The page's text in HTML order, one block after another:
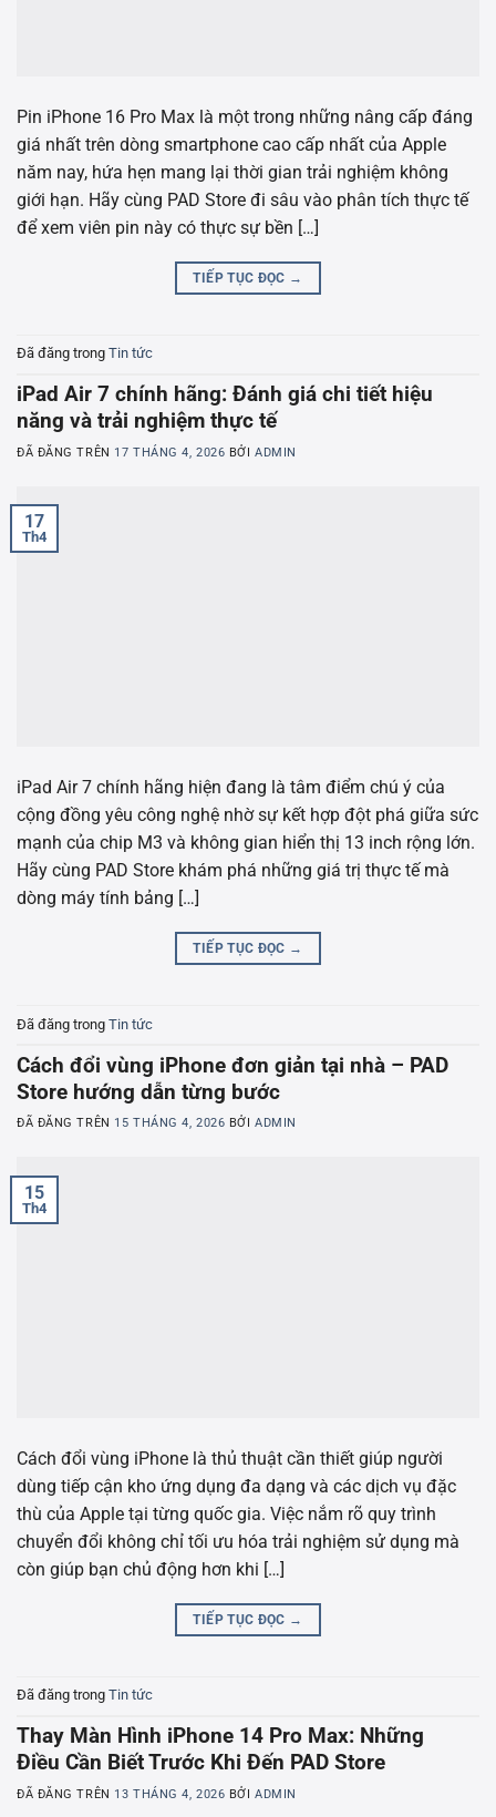
Pin iPhone 16 Pro Max là một trong những nâng cấp đáng
giá nhất trên dòng smartphone cao cấp nhất của Apple
năm nay, hứa hẹn mang lại thời gian trải nghiệm không
giới hạn. Hãy cùng PAD Store đi sâu vào phân tích thực tế
để xem viên pin này có thực sự bền […]
TIẾP TỤC ĐỌC →
Đã đăng trong Tin tức
iPad Air 7 chính hãng: Đánh giá chi tiết hiệu
năng và trải nghiệm thực tế
ĐÃ ĐĂNG TRÊN 17 THÁNG 4, 2026 BỞIADMIN
17
Th4
iPad Air 7 chính hãng hiện đang là tâm điểm chú ý của
cộng đồng yêu công nghệ nhờ sự kết hợp đột phá giữa sức
mạnh của chip M3 và không gian hiển thị 13 inch rộng lớn.
Hãy cùng PAD Store khám phá những giá trị thực tế mà
dòng máy tính bảng […]
TIẾP TỤC ĐỌC →
Đã đăng trong Tin tức
Cách đổi vùng iPhone đơn giản tại nhà – PAD
Store hướng dẫn từng bước
ĐÃ ĐĂNG TRÊN 15 THÁNG 4, 2026 BỞIADMIN
15
Th4
Cách đổi vùng iPhone là thủ thuật cần thiết giúp người
dùng tiếp cận kho ứng dụng đa dạng và các dịch vụ đặc
thù của Apple tại từng quốc gia. Việc nắm rõ quy trình
chuyển đổi không chỉ tối ưu hóa trải nghiệm sử dụng mà
còn giúp bạn chủ động hơn khi […]
TIẾP TỤC ĐỌC →
Đã đăng trong Tin tức
Thay Màn Hình iPhone 14 Pro Max: Những
Điều Cần Biết Trước Khi Đến PAD Store
ĐÃ ĐĂNG TRÊN 13 THÁNG 4, 2026 BỞIADMIN